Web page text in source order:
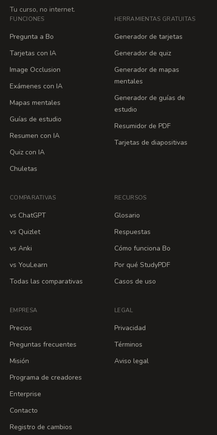
Tu curso, no internet.
FUNCIONES
Pregunta a Bo
Tarjetas con IA
Image Occlusion
Exámenes con IA
Mapas mentales
Guías de estudio
Resumen con IA
Quiz con IA
Chuletas
HERRAMIENTAS GRATUITAS
Generador de tarjetas
Generador de quiz
Generador de mapas
mentales
Generador de guías de
estudio
Resumidor de PDF
Tarjetas de diapositivas
COMPARATIVAS
vs ChatGPT
vs Quizlet
vs Anki
vs YouLearn
Todas las comparativas
RECURSOS
Glosario
Respuestas
Cómo funciona Bo
Por qué StudyPDF
Casos de uso
EMPRESA
Precios
Preguntas frecuentes
Misión
Programa de creadores
Enterprise
Contacto
Registro de cambios
LEGAL
Privacidad
Términos
Aviso legal